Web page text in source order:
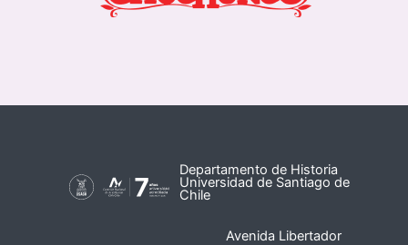
Departamento de Historia
Universidad de Santiago de
Chile
Avenida Libertador